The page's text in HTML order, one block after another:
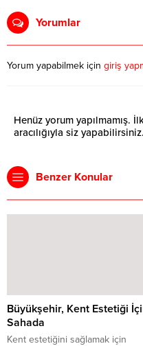
Yorumlar
Yorum yapabilmek için giriş
Henüz yorum yapılmamış.
aracılığıyla siz yapabilirsiniz.
Benzer Konular
Büyükşehir, Kent Estetiği
Sahada
Kent estetiğini sağlamak için